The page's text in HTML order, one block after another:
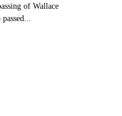
of Wallace